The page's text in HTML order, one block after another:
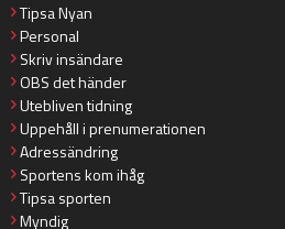
Tipsa Nyan
Personal
Skriv insändare
OBS det händer
Utebliven tidning
Uppehåll i prenumerationen
Adressändring
Sportens kom ihåg
Tipsa sporten
Myndig